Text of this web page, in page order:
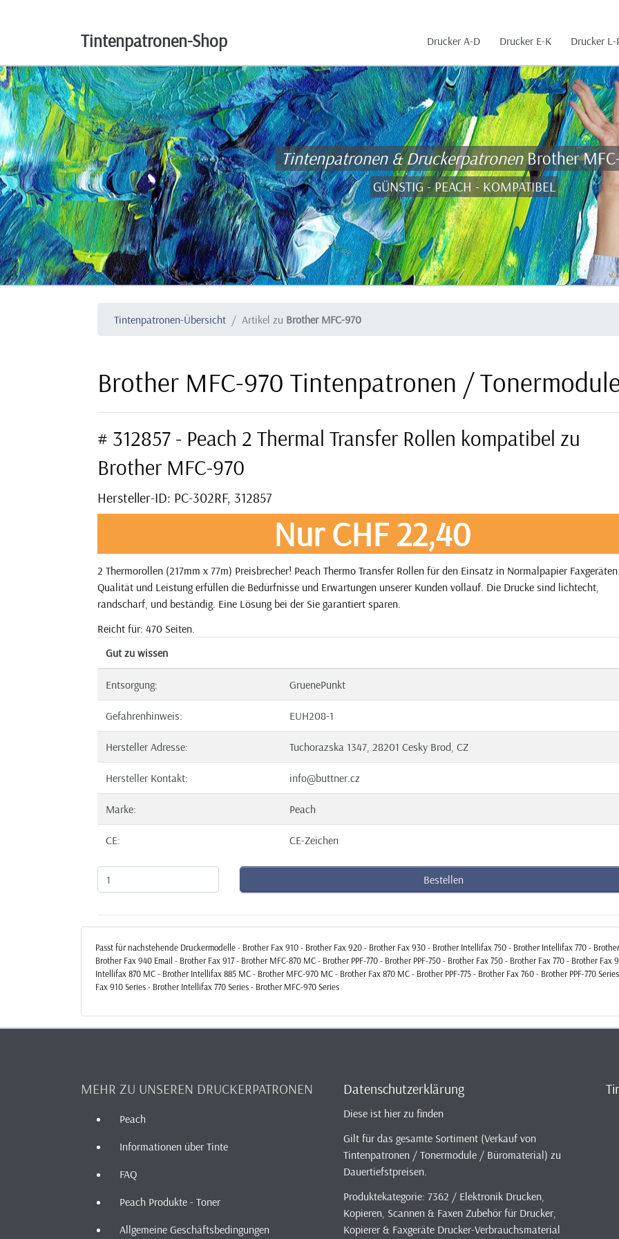
Tintenpatronen-Shop Drucker A-D Drucker E-K Drucker L-
Tintenpatronen & DruckerpatronenBrother
GÜNSTIG - PEACH - KOMPATIBEL
Tintenpatronen-Übersicht Artikel zu Brother MFC-970
Brother MFC-970 Tintenpatronen /
# 312857 - Peach 2 Thermal Transfer Rollen kompatibel zu
Brother MFC-970
Hersteller-ID: PC-302RF, 312857
Nur CHF 22,40
2 Thermorollen (217mm x 77m) Preisbrecher! Peach Thermo Transfer Rollen für den Einsatz in Normalpapier
Qualität und Leistung erfüllen die Bedürfnisse und Erwartungen unserer Kunden vollauf. Die Drucke sind lichtecht,
randscharf, und beständig. Eine Lösung bei der Sie garantiert sparen.
Reicht für: 470 Seiten.
Gut zu wissen
Entsorgung: GruenePunkt
Gefahrenhinweis: EUH208-1
Hersteller Adresse: Tuchorazska 1347, 28201 Cesky Brod, CZ
Hersteller Kontakt: info@buttner.cz
Marke: Peach
CE: CE-Zeichen
Bestellen
Passt für nachstehende Druckermodelle - Brother Fax 910 - Brother Fax 920 - Brother Fax 930 - Brother Intellifax 750 - Brother Intellifax 770 -
Brother Fax 940 Email - Brother Fax 917 - Brother MFC-870 MC - Brother PPF-770 - Brother PPF-750 - Brother Fax 750 - Brother Fax 770 - Brother
Intellifax 870 MC - Brother Intellifax 885 MC - Brother MFC-970 MC - Brother Fax 870 MC - Brother PPF-775 - Brother Fax 760 - Brother PPF-770
Fax 910 Series - Brother Intellifax 770 Series - Brother MFC-970 Series
MEHR ZU UNSEREN DRUCKERPATRONEN
Peach
Informationen über Tinte
FAQ
Peach Produkte - Toner
Allgemeine Geschäftsbedingungen
Datenschutzerklärung
Diese ist hier zu finden
Gilt für das gesamte Sortiment (Verkauf von
Tintenpatronen / Tonermodule / Büromaterial) zu
Dauertiefstpreisen.
Produktekategorie: 7362 / Elektronik Drucken,
Kopieren, Scannen & Faxen Zubehör für Drucker,
Kopierer & Faxgeräte Drucker-Verbrauchsmaterial